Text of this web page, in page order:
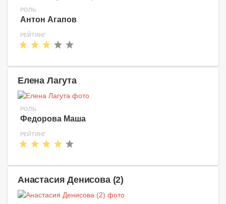
РОЛЬ
Антон Агапов
РЕЙТИНГ
Елена Лагута
РОЛЬ
Федорова Маша
РЕЙТИНГ
Анастасия Денисова (2)